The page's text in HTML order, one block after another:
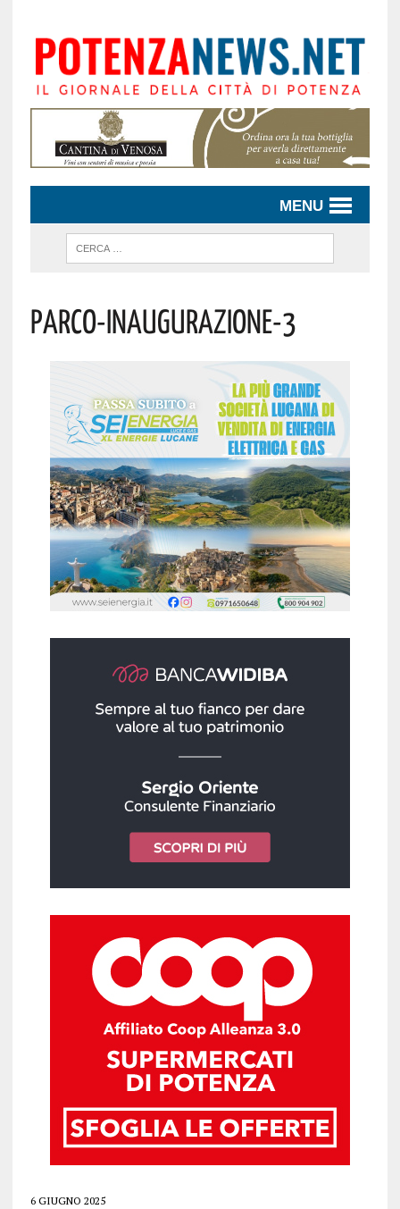
MENU
Parco-Inaugurazione-3
6 GIUGNO 2025